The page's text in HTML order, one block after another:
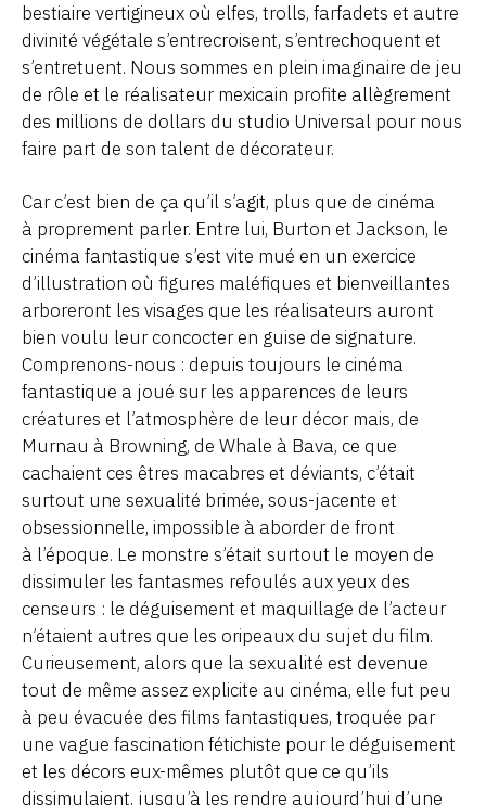
bestiaire vertigineux où elfes, trolls, farfadets et autre
divinité végétale s’entrecroisent, s’entrechoquent et
s’entretuent. Nous sommes en plein imaginaire de jeu
de rôle et le réalisateur mexicain profite allègrement
des millions de dollars du studio Universal pour nous
faire part de son talent de décorateur.
Car c’est bien de ça qu’il s’agit, plus que de cinéma
à proprement parler. Entre lui, Burton et Jackson, le
cinéma fantastique s’est vite mué en un exercice
d’illustration où figures maléfiques et bienveillantes
arboreront les visages que les réalisateurs auront
bien voulu leur concocter en guise de signature.
Comprenons-nous : depuis toujours le cinéma
fantastique a joué sur les apparences de leurs
créatures et l’atmosphère de leur décor mais, de
Murnau à Browning, de Whale à Bava, ce que
cachaient ces êtres macabres et déviants, c’était
surtout une sexualité brimée, sous-jacente et
obsessionnelle, impossible à aborder de front
à l’époque. Le monstre s’était surtout le moyen de
dissimuler les fantasmes refoulés aux yeux des
censeurs : le déguisement et maquillage de l’acteur
n’étaient autres que les oripeaux du sujet du film.
Curieusement, alors que la sexualité est devenue
tout de même assez explicite au cinéma, elle fut peu
à peu évacuée des films fantastiques, troquée par
une vague fascination fétichiste pour le déguisement
et les décors eux-mêmes plutôt que ce qu’ils
dissimulaient, jusqu’à les rendre aujourd’hui d’une